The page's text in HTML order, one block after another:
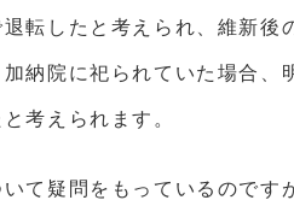
転したと考えられ、維新後
納院に祀られていた場合、
考えられます。
て疑問をもっているのです